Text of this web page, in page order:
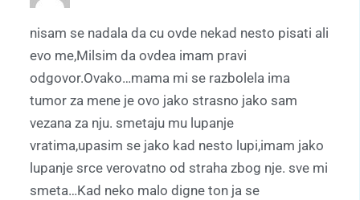
nisam se nadala da cu ovde nekad nesto pisati ali
evo me,Milsim da ovdea imam pravi
odgovor.Ovako…mama mi se razbolela ima
tumor za mene je ovo jako strasno jako sam
vezana za nju. smetaju mu lupanje
vratima,upasim se jako kad nesto lupi,imam jako
lupanje srce verovatno od straha zbog nje. sve mi
smeta…Kad neko malo digne ton ja se